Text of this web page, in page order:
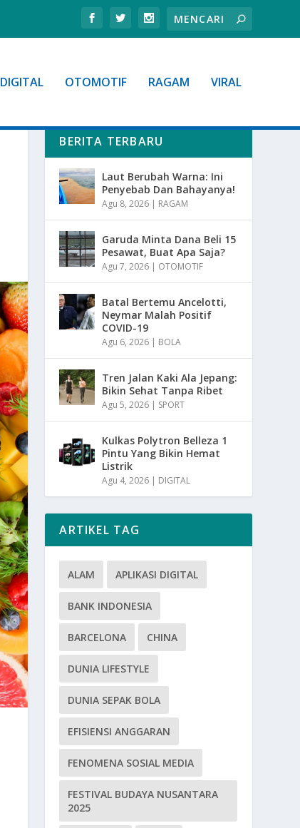
DIGITAL OTOMOTIF RAGAM VIRAL
BERITA TERBARU
Laut Berubah Warna: Ini
Penyebab Dan Bahayanya!
Agu 8, 2026 | RAGAM
Garuda Minta Dana Beli 15
Pesawat, Buat Apa Saja?
Agu 7, 2026 | OTOMOTIF
Batal Bertemu Ancelotti,
Neymar Malah Positif
COVID-19
Agu 6, 2026 | BOLA
Tren Jalan Kaki Ala Jepang:
Bikin Sehat Tanpa Ribet
Agu 5, 2026 | SPORT
Kulkas Polytron Belleza 1
Pintu Yang Bikin Hemat
Listrik
Agu 4, 2026 | DIGITAL
ARTIKEL TAG
ALAM APLIKASI DIGITAL
BANK INDONESIA
BARCELONA CHINA
DUNIA LIFESTYLE
DUNIA SEPAK BOLA
EFISIENSI ANGGARAN
FENOMENA SOSIAL MEDIA
FESTIVAL BUDAYA NUSANTARA
2025